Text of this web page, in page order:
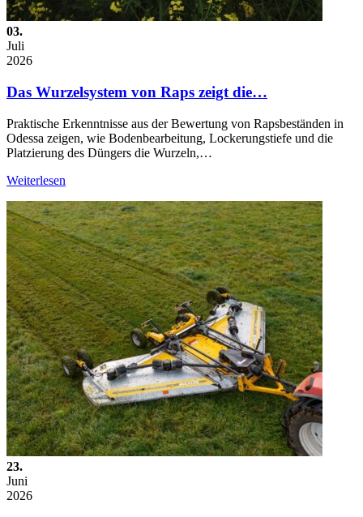
03.
Juli
2026
Das Wurzelsystem von Raps zeigt die…
Praktische Erkenntnisse aus der Bewertung von Rapsbeständen in
Odessa zeigen, wie Bodenbearbeitung, Lockerungstiefe und die
Platzierung des Düngers die Wurzeln,…
Weiterlesen
23.
Juni
2026